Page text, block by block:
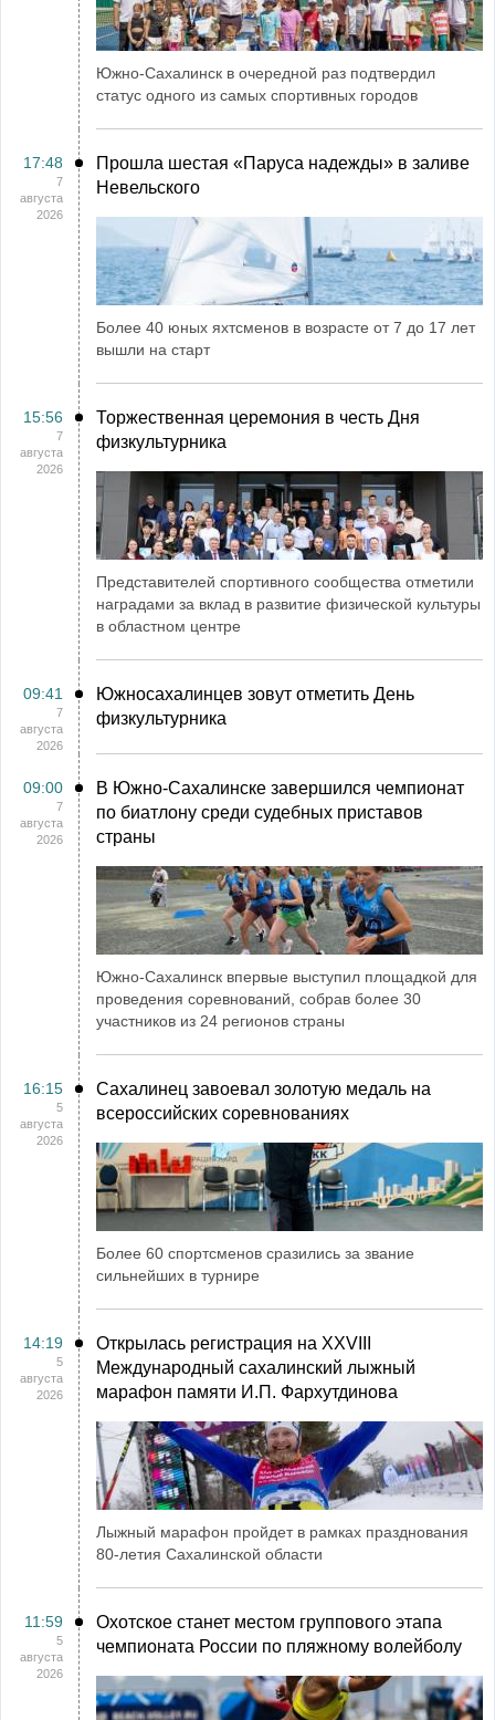
Южно-Сахалинск в очередной раз подтвердил
статус одного из самых спортивных городов
17:48
7
августа
2026
Прошла шестая «Паруса надежды» в заливе
Невельского
Более 40 юных яхтсменов в возрасте от 7 до 17 лет
вышли на старт
15:56
7
августа
2026
Торжественная церемония в честь Дня
физкультурника
Представителей спортивного сообщества отметили
наградами за вклад в развитие физической культуры
в областном центре
09:41
7
августа
2026
Южносахалинцев зовут отметить День
физкультурника
09:00
7
августа
2026
В Южно-Сахалинске завершился чемпионат
по биатлону среди судебных приставов
страны
Южно-Сахалинск впервые выступил площадкой для
проведения соревнований, собрав более 30
участников из 24 регионов страны
16:15
5
августа
2026
Сахалинец завоевал золотую медаль на
всероссийских соревнованиях
Более 60 спортсменов сразились за звание
сильнейших в турнире
14:19
5
августа
2026
Открылась регистрация на XXVIII
Международный сахалинский лыжный
марафон памяти И.П. Фархутдинова
Лыжный марафон пройдет в рамках празднования
80-летия Сахалинской области
11:59
5
августа
2026
Охотское станет местом группового этапа
чемпионата России по пляжному волейболу